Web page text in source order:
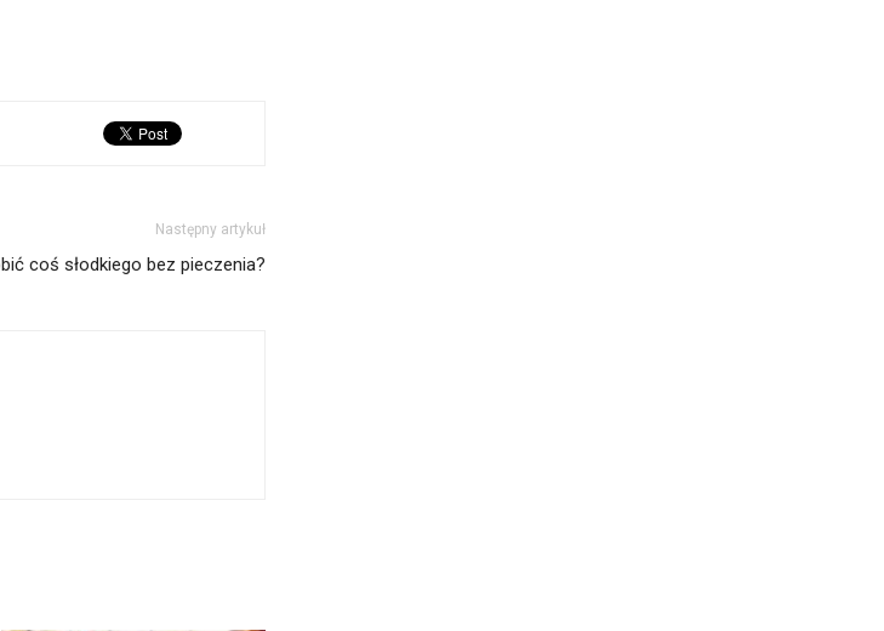
Następny artykuł
coś słodkiego bez pieczenia?